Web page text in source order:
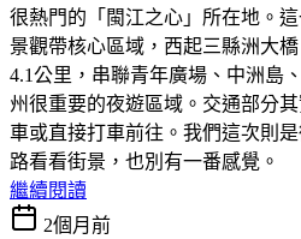
很熱門的「閩江之心」所在地。
景觀帶核心區域，西起三縣洲大
4.1公里，串聯青年廣場、中洲島
州很重要的夜遊區域。交通部分
車或直接打車前往。我們這次則
路看看街景，也別有一番感覺。
繼續閱讀
2個月前